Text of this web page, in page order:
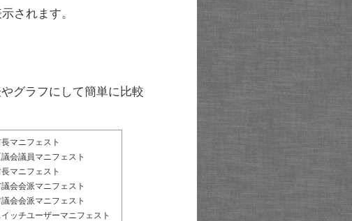
されます。
グラフにして簡単に比較
マニフェスト
議会議員マニフェスト
マニフェスト
会会派マニフェスト
会会派マニフェスト
イッチユーザーマニフェスト